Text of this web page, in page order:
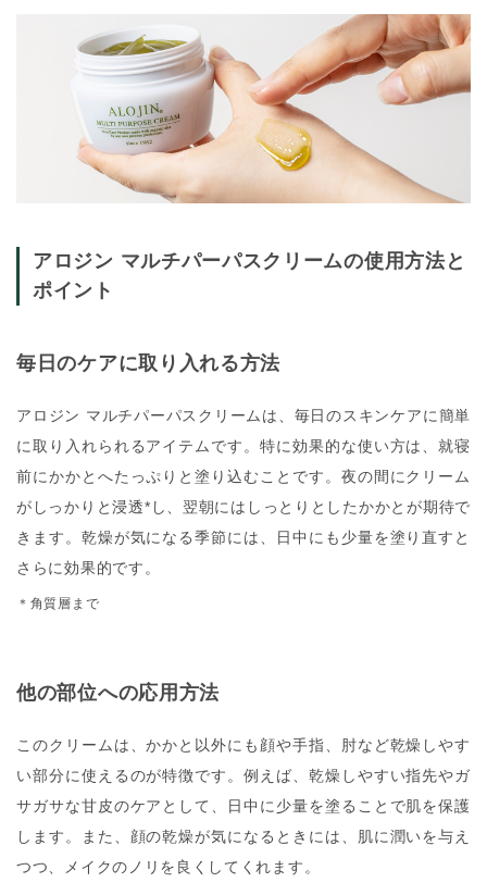
アロジン マルチパーパスクリームの使用方法と
ポイント
毎日のケアに取り入れる方法
アロジン マルチパーパスクリーム は、毎日のスキンケアに簡単
に取り入れられるアイテムです。特に効果的な使い方は、就寝
前にかかとへたっぷりと塗り込むことです。夜の間にクリーム
がしっかりと浸透*し、翌朝にはしっとりとしたかかとが期待で
きます。乾燥が気になる季節には、日中にも少量を塗り直すと
さらに効果的です。
＊角質層まで
他の部位への応用方法
このクリームは、かかと以外にも顔や手指、肘など乾燥しやす
い部分に使えるのが特徴です。例えば、乾燥しやすい指先やガ
サガサな甘皮のケアとして、日中に少量を塗ることで肌を保護
します。また、顔の乾燥が気になるときには、肌に潤いを与え
つつ、メイクのノリを良くしてくれます。